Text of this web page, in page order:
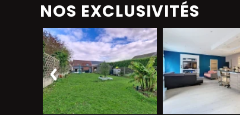
NOS EXCLUSIVITÉS